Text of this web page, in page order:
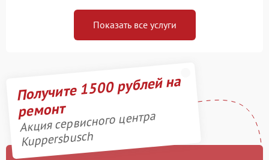
Показать все услуги
Получите 1500 рублей на
ремонт
Акция сервисного центра
Kuppersbusch